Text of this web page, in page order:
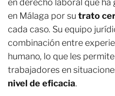
en derecho laboral que
en Málaga por su trato
cada caso. Su equipo
combinación entre
humano, lo que les
trabajadores en
nivel de eficacia.